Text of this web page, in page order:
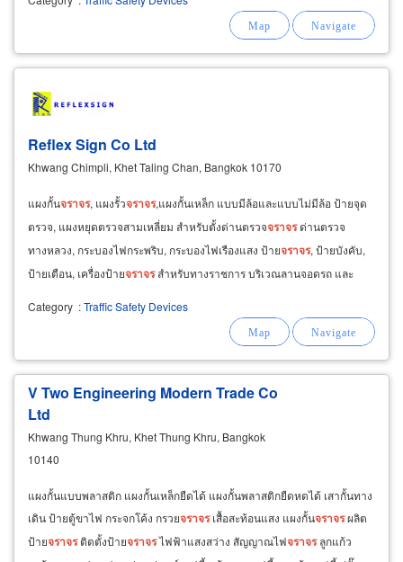
Reflex Sign Co Ltd
Khwang Chimpli, Khet Taling Chan, Bangkok 10170
แผงกั้นจราจร, แผงรั้วจราจร,แผงกั้นเหล็ก แบบมีล้อและแบบไม่มีล้อ ป้ายจุด
ตรวจ, แผงหยุดตรวจสามเหลี่ยม สำหรับตั้งด่านตรวจจราจรด่านตรวจ
ทางหลวง, กระบองไฟกระพริบ, กระบองไฟเรืองแสง ป้ายจราจร, ป้ายบังคับ,
ป้ายเตือน, เครื่องป้ายจราจรสำหรับทางราชการ บริเวณลานจอดรถ และ
Category :Traffic Safety Devices
V Two Engineering Modern Trade Co
Ltd
Khwang Thung Khru, Khet Thung Khru, Bangkok
10140
แผงกั้นแบบพลาสติก แผงกั้นเหล็กยืดได้ แผงกั้นพลาสติกยืดหดได้ เสากั้นทาง
เดิน ป้ายตู้ขาไฟ กระจกโค้ง กรวยจราจรเสื้อสะท้อนแสง แผงกั้นจราจรผลิต
ป้ายจราจรติดตั้งป้ายจราจรไฟฟ้าแสงสว่าง สัญญาณไฟจราจรลูกแก้ว